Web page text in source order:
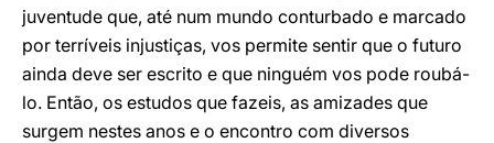
juventude que, até num mundo conturbado e marcado
por terríveis injustiças, vos permite sentir que o futuro
ainda deve ser escrito e que ninguém vos pode roubá-
lo. Então, os estudos que fazeis, as amizades que
surgem nestes anos e o encontro com diversos